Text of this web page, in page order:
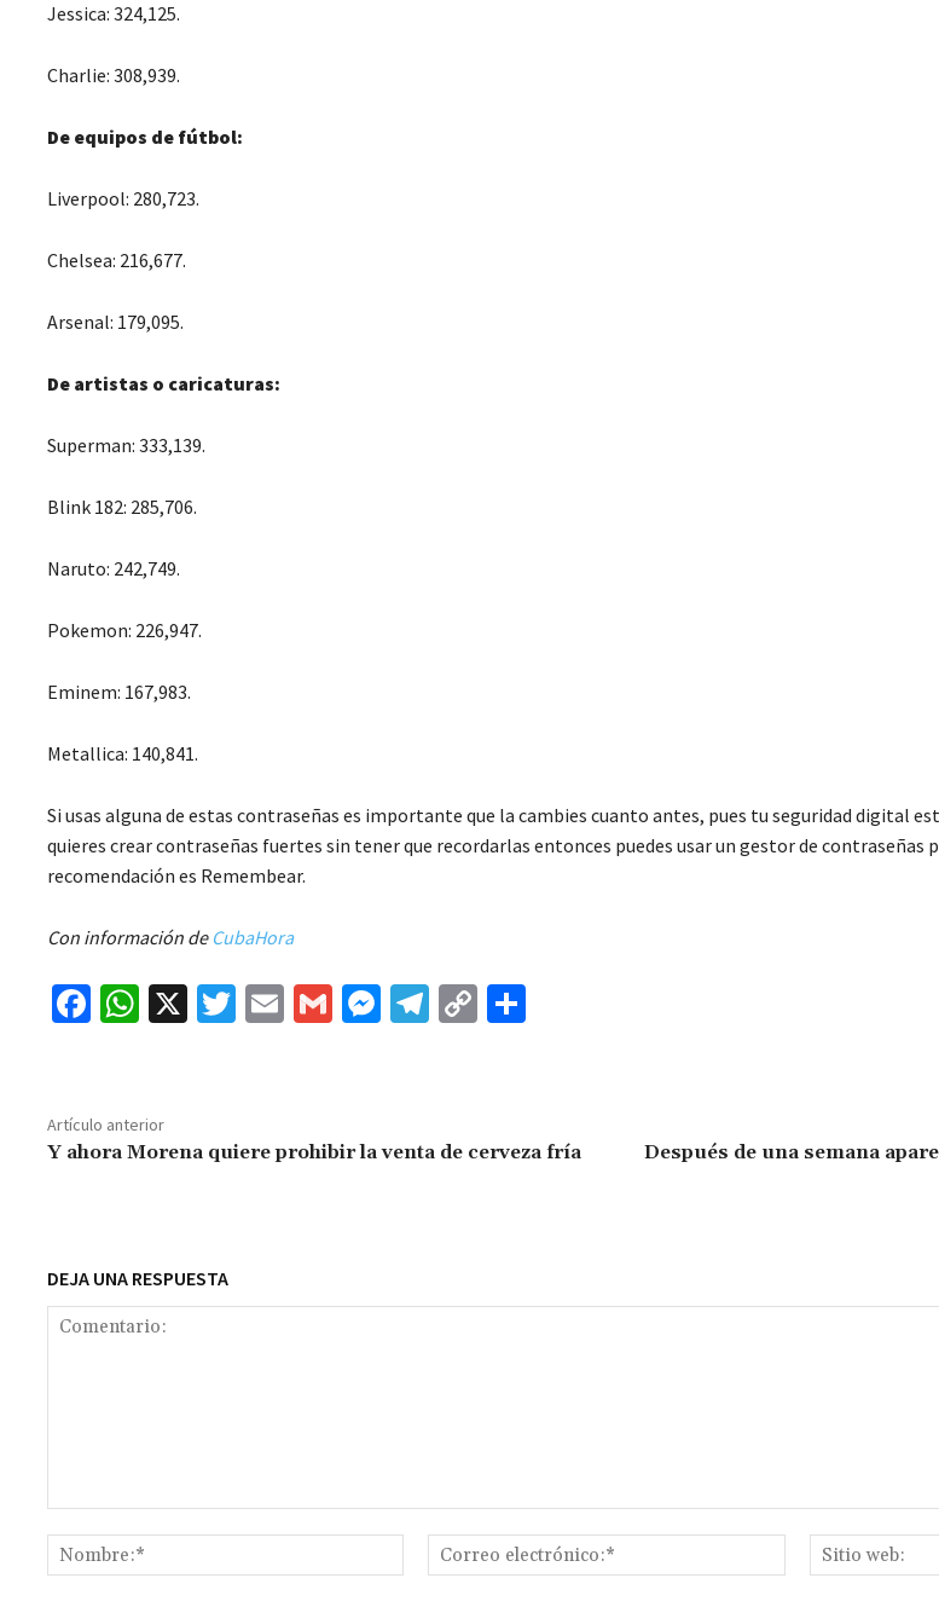
Jessica: 324,125.
Charlie: 308,939.
De equipos de fútbol:
Liverpool: 280,723.
Chelsea: 216,677.
Arsenal: 179,095.
De artistas o caricaturas:
Superman: 333,139.
Blink 182: 285,706.
Naruto: 242,749.
Pokemon: 226,947.
Eminem: 167,983.
Metallica: 140,841.
Si usas alguna de estas contraseñas es importante que la cambies cuanto antes, pues tu seguridad digital
quieres crear contraseñas fuertes sin tener que recordarlas entonces puedes usar un gestor de contraseñas
recomendación es Remembear.
Con información de CubaHora
Fa
o
o
W
sA
p
X
T
E
G
M
ge
Te
m
C
Li ar
Artículo anterior
Y ahora Morena quiere prohibir la venta de cerveza fría
Después de una semana
DEJA UNA RESPUESTA
Nombre:*
Correo
electrónico:*